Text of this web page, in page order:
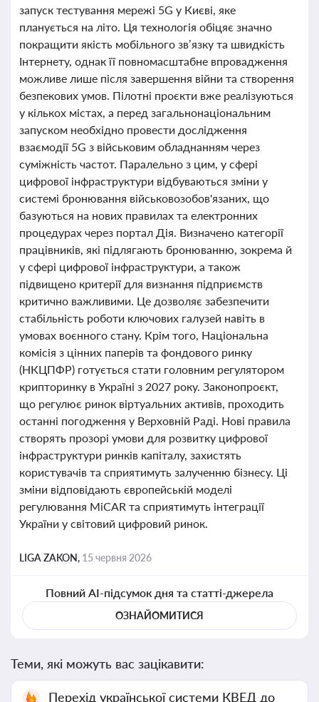
запуск тестування мережі 5G у Києві, яке
планується на літо. Ця технологія обіцяє значно
покращити якість мобільного зв’язку та швидкість
Інтернету, однак її повномасштабне впровадження
можливе лише після завершення війни та створення
безпекових умов. Пілотні проєкти вже реалізуються
у кількох містах, а перед загальнонаціональним
запуском необхідно провести дослідження
взаємодії 5G з військовим обладнанням через
суміжність частот. Паралельно з цим, у сфері
цифрової інфраструктури відбуваються зміни у
системі бронювання військовозобов'язаних, що
базуються на нових правилах та електронних
процедурах через портал Дія. Визначено категорії
працівників, які підлягають бронюванню, зокрема й
у сфері цифрової інфраструктури, а також
підвищено критерії для визнання підприємств
критично важливими. Це дозволяє забезпечити
стабільність роботи ключових галузей навіть в
умовах воєнного стану. Крім того, Національна
комісія з цінних паперів та фондового ринку
(НКЦПФР) готується стати головним регулятором
крипторинку в Україні з 2027 року. Законопроєкт,
що регулює ринок віртуальних активів, проходить
останні погодження у Верховній Раді. Нові правила
створять прозорі умови для розвитку цифрової
інфраструктури ринків капіталу, захистять
користувачів та сприятимуть залученню бізнесу. Ці
зміни відповідають європейській моделі
регулювання MiCAR та сприятимуть інтеграції
України у світовий цифровий ринок.
LIGA ZAKON, 15 червня 2026
Повний AI-підсумок дня та статті-джерела
ОЗНАЙОМИТИСЯ
Теми, які можуть вас зацікавити:
Перехід української системи КВЕД до